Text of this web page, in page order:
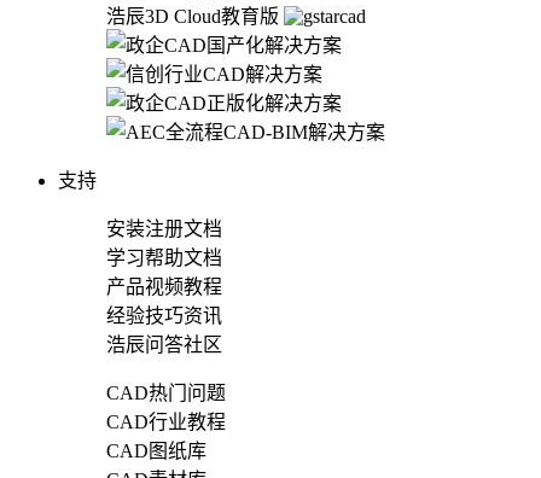
浩辰3D Cloud教育版
支持
安装注册文档
学习帮助文档
产品视频教程
经验技巧资讯
浩辰问答社区
CAD热门问题
CAD行业教程
CAD图纸库